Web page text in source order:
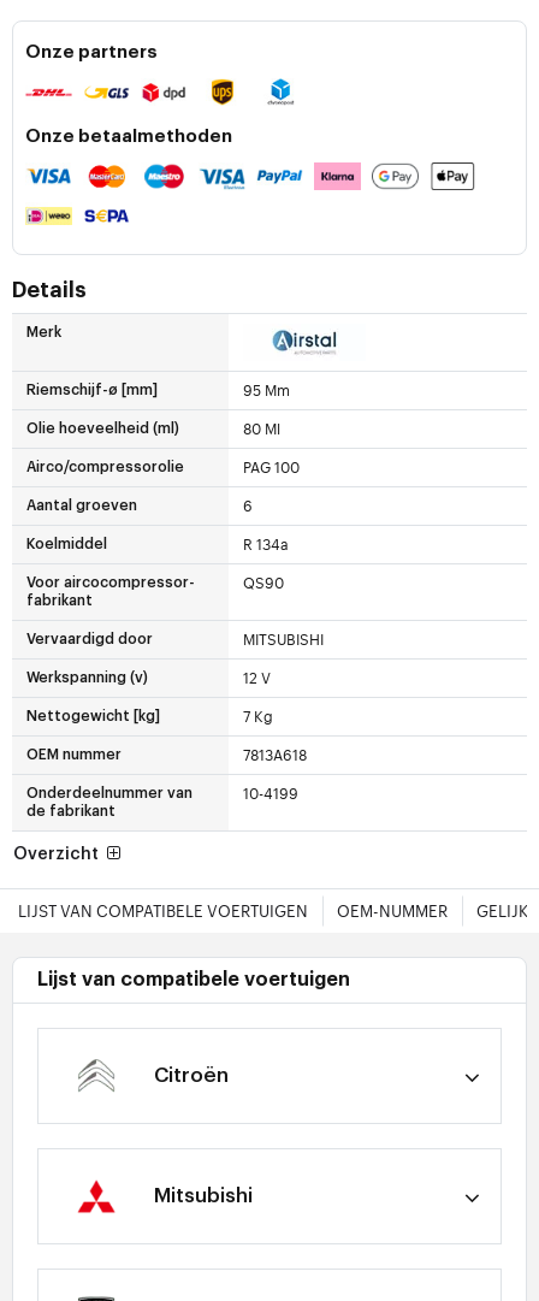
Onze partners
Onze betaalmethoden
Details
Merk
Riemschijf-ø [mm] 95 Mm
Olie hoeveelheid (ml) 80 Ml
Airco/compressorolie PAG 100
Aantal groeven 6
Koelmiddel R 134a
Voor aircocompressor-
fabrikant
QS90
Vervaardigd door MITSUBISHI
Werkspanning (v) 12 V
Nettogewicht [kg] 7 Kg
OEM nummer 7813A618
Onderdeelnummer van
de fabrikant
10-4199
Overzicht
LIJST VAN COMPATIBELE VOERTUIGEN OEM-NUMMER
Lijst van compatibele voertuigen
Citroën
Mitsubishi